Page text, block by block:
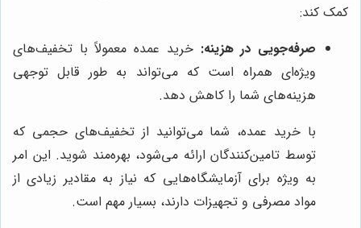
کمک کند:
صرفه‌جویی در هزینه: خرید عمده معمولاً با تخفیف‌های
ویژه‌ای همراه است که می‌تواند به طور قابل توجهی
هزینه‌های شما را کاهش دهد.
با خرید عمده، شما می‌توانید از تخفیف‌های حجمی که
توسط تامین‌کنندگان ارائه می‌شود، بهره‌مند شوید. این امر
به ویژه برای آزمایشگاه‌هایی که نیاز به مقادیر زیادی از
مواد مصرفی و تجهیزات دارند، بسیار مهم است.